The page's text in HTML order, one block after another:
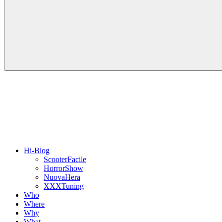
Hi-Blog
ScooterFacile
HorrorShow
NuovaHera
XXXTuning
Who
Where
Why